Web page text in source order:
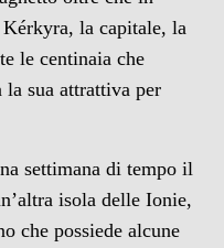
Kérkyra, la capitale, la
le centinaia che
sua attrattiva per
settimana di tempo il
isola delle Ionie,
che possiede alcune